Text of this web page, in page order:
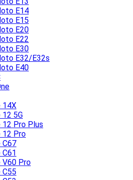
E14
E15
E20
E22
E30
E32/E32s
E40
14X
12 5G
12 Pro Plus
12 Pro
C67
C61
V60 Pro
C55